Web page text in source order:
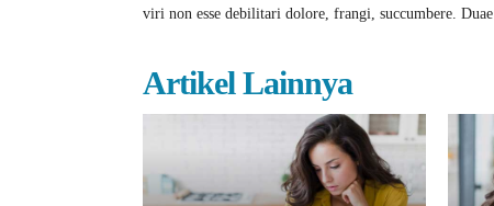
viri non esse debilitari dolore, frangi, succumbere.
Artikel Lainnya